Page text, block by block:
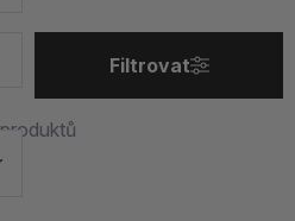
produktů
Filtrovat